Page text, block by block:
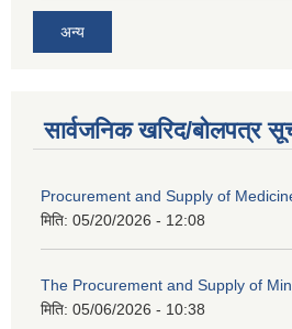
अन्य
सार्वजनिक खरिद/बोलपत्र
Procurement and Supply of
मिति: 05/20/2026 - 12:08
The Procurement and Supply of
मिति: 05/06/2026 - 10:38